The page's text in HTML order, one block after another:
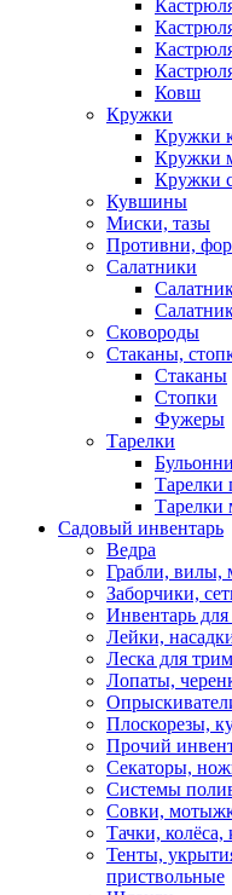
Ковш
Кружки
Кружки
Кружки
Кружки
Кувшины
Миски, тазы
Противни,
Салатники
Сковороды
Стаканы,
Стаканы
Стопки
Фужеры
Тарелки
Тарелки
Тарелки
Садовый инвентарь
Ведра
Грабли, вилы,
Заборчики,
Инвентарь
Лейки,
Леска для
Лопаты,
Плоскорезы,
Прочий
Секаторы,
Системы
Совки,
Тачки, колёса,
Тенты,
приствольные